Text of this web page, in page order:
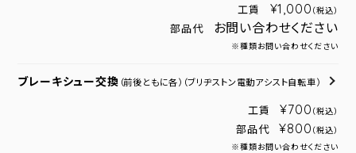
工賃 ¥1,000 （税込）
部品代 お問い合わせください
※種類お問い合わせください
ブレーキシュー交換 （前後ともに各） （ブリヂストン電動アシスト自転車）
工賃 ¥700 （税込）
部品代 ¥800 （税込）
※種類お問い合わせください